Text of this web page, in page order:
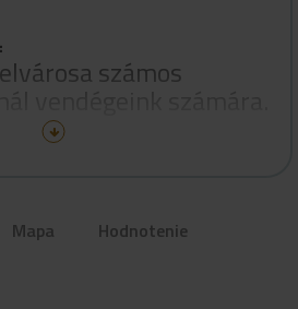
:
számos
Mapa Hodnotenie